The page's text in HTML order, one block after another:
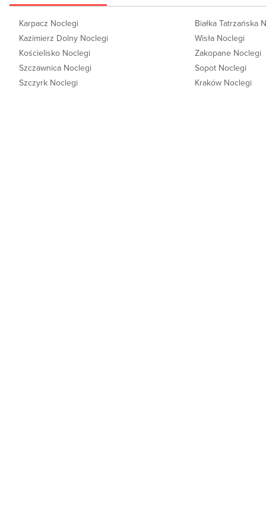
Karpacz Noclegi
Kazimierz Dolny Noclegi
Kościelisko Noclegi
Szczawnica Noclegi
Szczyrk Noclegi
Białka Tatrzańska
Wisła Noclegi
Zakopane Noclegi
Sopot Noclegi
Kraków Noclegi